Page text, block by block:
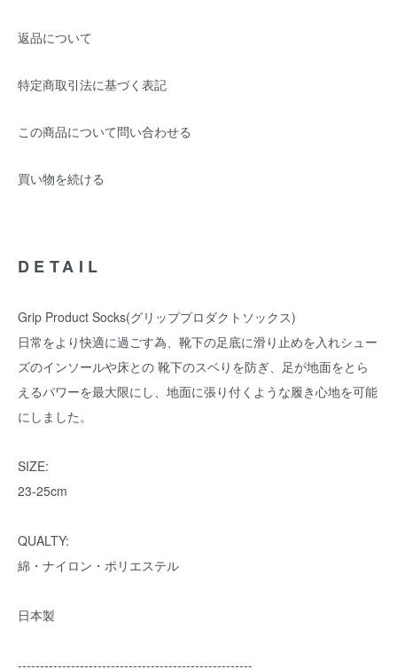
返品について
特定商取引法に基づく表記
この商品について問い合わせる
買い物を続ける
DETAIL
Grip Product Socks(グリッププロダクトソックス)
日常をより快適に過ごす為、靴下の足底に滑り止めを入れシュー
ズのインソールや床との 靴下のスベりを防ぎ、足が地面をとら
えるパワーを最大限にし、地面に張り付くような履き心地を可能
にしました。
SIZE:
23-25cm
QUALTY:
綿・ナイロン・ポリエステル
日本製
-----------------------------------------------------